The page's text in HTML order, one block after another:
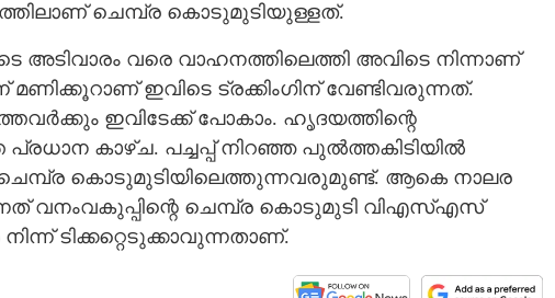
ചെമ്പ്ര കൊടുമുടിയുള്ളത്.
അടിവാരം വരെ വാഹനത്തിലെത്തി അവിടെ നിന്നാണ്
ഇവിടെ ട്രക്കിംഗിന് വേണ്ടിവരുന്നത്.
ഇവിടേക്ക് പോകാം. ഹൃദയത്തിന്റെ
കാഴ്‌ച. പച്ചപ്പ് നിറഞ്ഞ പുൽത്തകിടിയിൽ
ചെമ്പ്ര കൊടുമുടിയിലെത്തുന്നവരുമുണ്ട്. ആകെ നാലര
വനംവകുപ്പിന്റെ ചെമ്പ്ര കൊടുമുടി വിഎസ്‌എസ്
ടിക്കറ്റെടുക്കാവുന്നതാണ്.